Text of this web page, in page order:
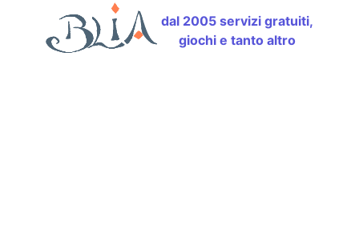
dal 2005 servizi gratuiti,
giochi e tanto altro